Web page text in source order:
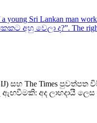
සහ The Times
ඇඟවීමකි: අද